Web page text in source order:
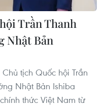
Trần Thanh
Nhật Bản
tịch Quốc hội Trần
Nhật Bản Ishiba
thức Việt Nam từ